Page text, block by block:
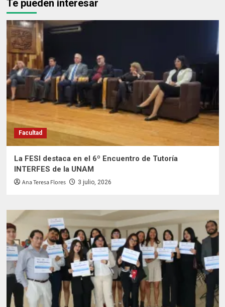
Te pueden interesar
Facultad
La FESI destaca en el 6º Encuentro de Tutoría
INTERFES de la UNAM
Ana Teresa Flores 3 julio, 2026